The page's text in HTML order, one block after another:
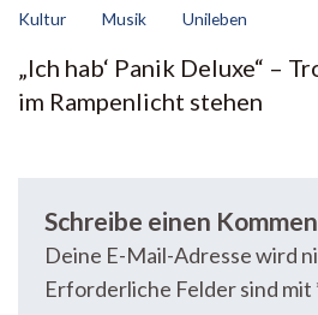
Kultur Musik Unileben
„Ich hab‘ Panik Deluxe“ –
im Rampenlicht stehen
Schreibe einen
Deine E-Mail-Adresse wird
Erforderliche Felder sind mit